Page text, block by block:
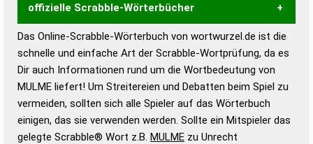
offizielle Scrabble-Wörterbücher
Wortwurzel liefert mit Hilfe eines semantischen
Wortanalyse-Algorithmus gute Anhaltspunkte zu
Wortbedeutung, Worttrennung und Wortform, um die
Gültigkeit eines Wortes für das Scrabble-Spiel zu
bestimmen!
zugelassene Turnier Scrabble-
Wörterbücher sind:
Das Online-Scrabble-Wörterbuch von wortwurzel.de ist die
schnelle und einfache Art der Scrabble-Wortprüfung, da es
Dir auch Informationen rund um die Wortbedeutung von
MULME liefert! Um Streitereien und Debatten beim Spiel zu
vermeiden, sollten sich alle Spieler auf das Wörterbuch
einigen, das sie verwenden werden. Sollte ein Mitspieler das
gelegte Scrabble® Wort z.B. MULME zu Unrecht